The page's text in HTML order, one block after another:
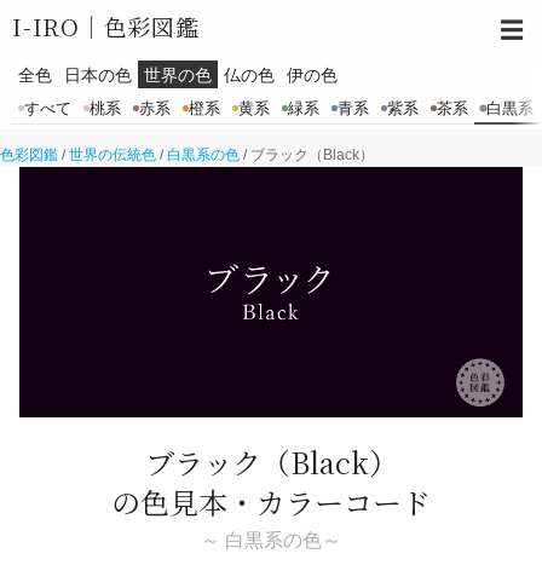
I-IRO｜ 色彩図鑑
全色 日本の色 世界の色 仏の色 伊の色
すべて 桃系 赤系 橙系 黄系 緑系 青系 紫系 茶系 白黒系
☰
色彩図鑑 / 世界の伝統色 / 白黒系の色 /ブラック（Black）
ブラック （Black）
の色見本・カラーコード
～ 白黒系の色～